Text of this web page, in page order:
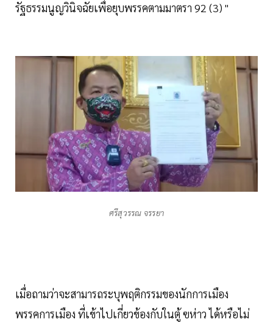
รัฐธรรมนูญวินิจฉัยเพื่อยุบพรรคตามมาตรา 92 (3) "
ศรีสุวรรณ จรรยา
เมื่อถามว่าจะสามารถระบุพฤติกรรมของนักการเมือง
พรรคการเมือง ที่เข้าไปเกี่ยวข้องกับในตู้ ฃห่าว ได้หรือไม่